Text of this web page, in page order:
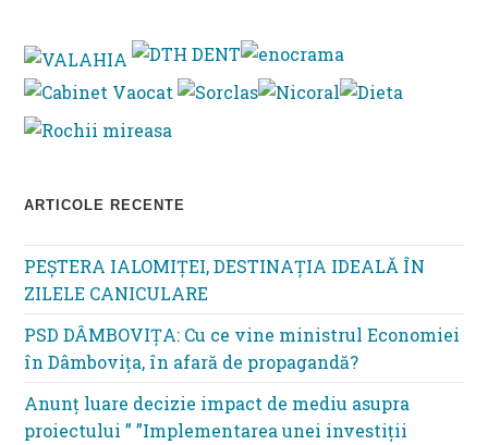
ARTICOLE RECENTE
PEȘTERA IALOMIȚEI, DESTINAȚIA IDEALĂ ÎN
ZILELE CANICULARE
PSD DÂMBOVIȚA: Cu ce vine ministrul Economiei
în Dâmbovița, în afară de propagandă?
Anunț luare decizie impact de mediu asupra
proiectului ” ”Implementarea unei investiții